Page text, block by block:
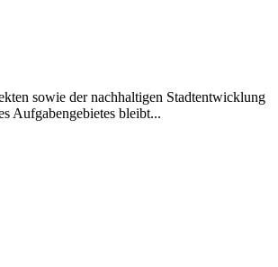
sowie der nachhaltigen Stadtentwicklung
Aufgabengebietes bleibt...